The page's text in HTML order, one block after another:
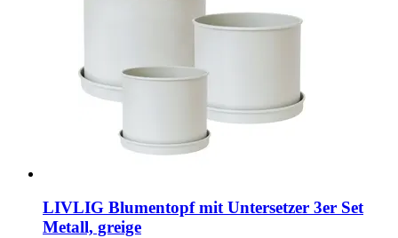
LIVLIG Blumentopf mit Untersetzer 3er Set
Metall, greige